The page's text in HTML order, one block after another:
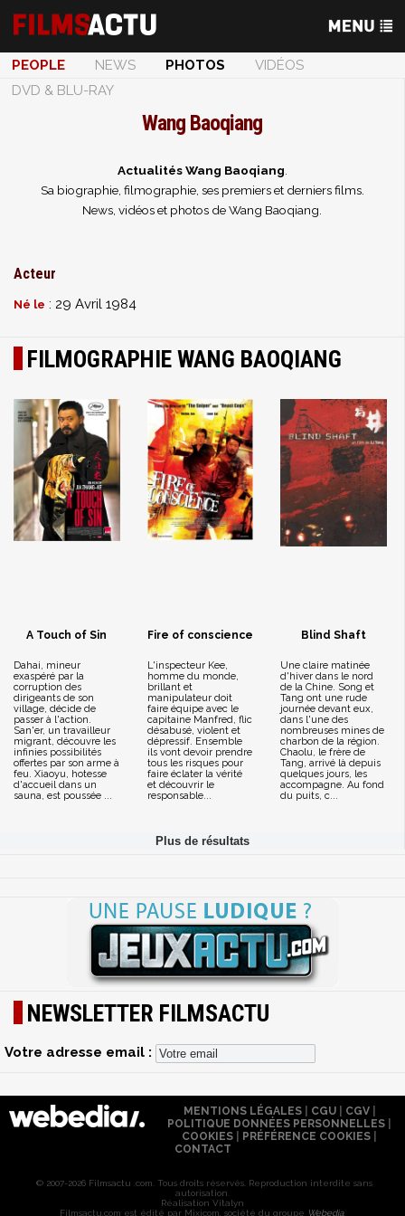
PEOPLE NEWS PHOTOS
VIDÉOS
DVD & BLU-RAY
Wang Baoqiang
Actualités Wang Baoqiang
Sa biographie, filmographie, ses premiers et derniers films.
News, vidéos et photos de Wang Baoqiang.
Acteur
Né le : 29 Avril 1984
FILMOGRAPHIE WANG BAOQIANG
A Touch of Sin
Dahai, mineur
exaspéré par la
corruption des
dirigeants de son
village, décide de
passer à l'action.
San'er, un travailleur
migrant, découvre les
infinies possibilités
offertes par son arme à
feu. Xiaoyu, hotesse
d'accueil dans un
sauna, est poussée ...
Fire of conscience
L'inspecteur Kee,
homme du monde,
brillant et
manipulateur doit
faire équipe avec le
capitaine Manfred, flic
désabusé, violent et
dépressif. Ensemble
ils vont devoir prendre
tous les risques pour
faire éclater la vérité
et découvrir le
responsable...
Blind Shaft
Une claire matinée
d'hiver dans le nord
de la Chine. Song et
Tang ont une rude
journée devant eux,
dans l'une des
nombreuses mines de
charbon de la région.
Chaolu, le frère de
Tang, arrivé là depuis
quelques jours, les
accompagne. Au fond
du puits, c...
NEWSLETTER FILMSACTU
Votre adresse email :
MENTIONS LÉGALES| CGU| CGV|
POLITIQUE DONNÉES PERSONNELLES
COOKIES
PRÉFÉRENCE COOKIES
CONTACT
© 2007-2026 Filmsactu .com. Tous droits réservés. Reproduction interdite sans
autorisation.
Réalisation Vitalyn
Filmsactu .com est édité par Mixicom, société du groupe Webedia.